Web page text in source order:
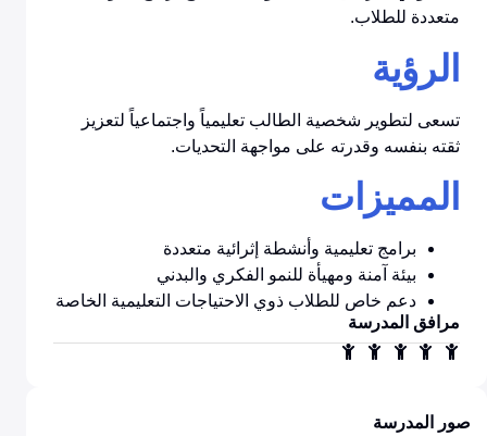
متعددة للطلاب.
الرؤية
تسعى لتطوير شخصية الطالب تعليمياً واجتماعياً لتعزيز
ثقته بنفسه وقدرته على مواجهة التحديات.
المميزات
برامج تعليمية وأنشطة إثرائية متعددة
بيئة آمنة ومهيأة للنمو الفكري والبدني
دعم خاص للطلاب ذوي الاحتياجات التعليمية الخاصة
مرافق المدرسة
صور المدرسة